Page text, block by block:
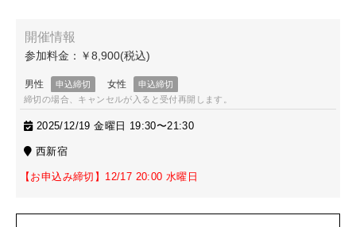
締切の場合、キャンセルが入ると受付再開します。
2025/12/19 金曜日 19:30〜21:30
西新宿
【お申込み締切】12/17 20:00 水曜日